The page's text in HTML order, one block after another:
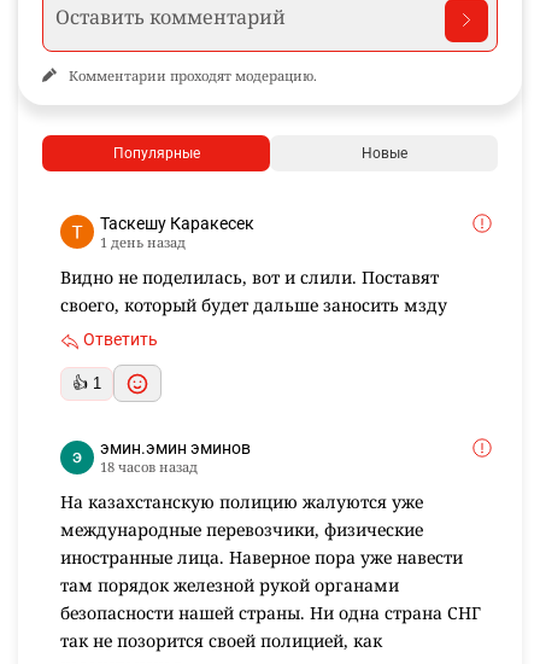
Комментарии проходят модерацию.
Популярные Новые
Таскешу Каракесек
1 день назад
Видно не поделилась, вот и слили. Поставят
своего, который будет дальше заносить мзду
Ответить
👍 1
эмин.эмин эминов
18 часов назад
На казахстанскую полицию жалуются уже
международные перевозчики, физические
иностранные лица. Наверное пора уже навести
там порядок железной рукой органами
безопасности нашей страны. Ни одна страна СНГ
так не позорится своей полицией, как